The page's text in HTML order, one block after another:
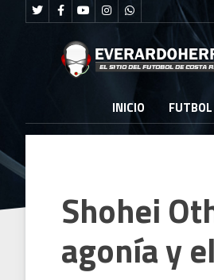
INICIO
Shohei
agonía y